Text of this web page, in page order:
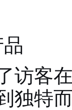
访客
独特